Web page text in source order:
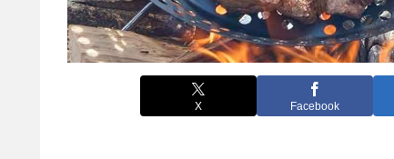
X Facebook